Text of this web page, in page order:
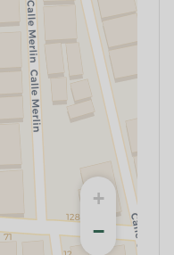
+
−